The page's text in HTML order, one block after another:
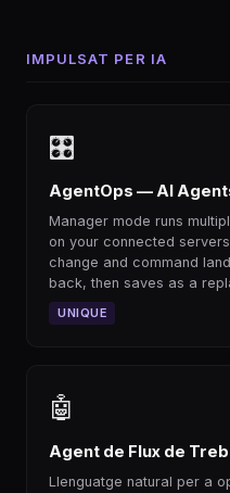
IMPULSAT PER IA
🎛
AgentOps — AI
Manager mode runs
on your connected
change and command
back, then saves as a
UNIQUE
🤖
Agent de Flux de
Llenguatge natural per a